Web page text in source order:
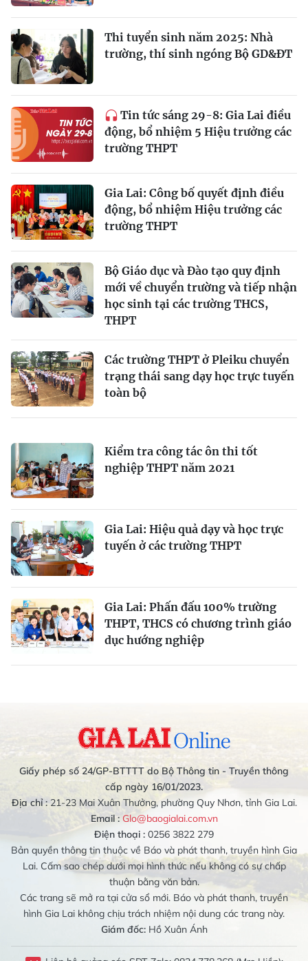
Thi tuyển sinh năm 2025: Nhà
trường, thí sinh ngóng Bộ GD&ĐT
Tin tức sáng 29-8: Gia Lai điều
động, bổ nhiệm 5 Hiệu trưởng các
trường THPT
Gia Lai: Công bố quyết định điều
động, bổ nhiệm Hiệu trưởng các
trường THPT
Bộ Giáo dục và Đào tạo quy định
mới về chuyển trường và tiếp nhận
học sinh tại các trường THCS,
THPT
Các trường THPT ở Pleiku chuyển
trạng thái sang dạy học trực tuyến
toàn bộ
Kiểm tra công tác ôn thi tốt
nghiệp THPT năm 2021
Gia Lai: Hiệu quả dạy và học trực
tuyến ở các trường THPT
Gia Lai: Phấn đấu 100% trường
THPT, THCS có chương trình giáo
dục hướng nghiệp
Giấy phép số 24/GP-BTTTT do Bộ Thông tin - Truyền thông
cấp ngày 16/01/2023.
Địa chỉ :21-23 Mai Xuân Thưởng, phường Quy Nhơn, tỉnh Gia Lai.
Email : Glo@baogialai.com.vn
Điện thoại : 0256 3822 279
Bản quyền thông tin thuộc về Báo và phát thanh, truyền hình Gia
Lai. Cấm sao chép dưới mọi hình thức nếu không có sự chấp
thuận bằng văn bản.
Các trang sẽ mở ra tại cửa sổ mới. Báo và phát thanh, truyền
hình Gia Lai không chịu trách nhiệm nội dung các trang này.
Giám đốc:Hồ Xuân Ánh